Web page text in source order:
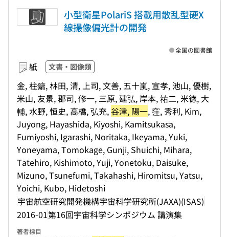
小型衛星PolariS 搭載用散乱型硬X
線撮像偏光計の開発
紙 文書・図像類
金, 柱鏞, 林田, 清, 上司, 文善, 五十嵐, 宣孝, 池山, 優樹,
米山, 友景, 郡司, 修一, 三原, 建弘, 岸本, 祐二, 米徳, 大
輔, 水野, 恒史, 高橋, 弘充,谷津, 陽一, 窪, 秀利, Kim,
Juyong, Hayashida, Kiyoshi, Kamitsukasa,
Fumiyoshi, Igarashi, Noritaka, Ikeyama, Yuki,
Yoneyama, Tomokage, Gunji, Shuichi, Mihara,
Tatehiro, Kishimoto, Yuji, Yonetoku, Daisuke,
Mizuno, Tsunefumi, Takahashi, Hiromitsu, Yatsu,
Yoichi, Kubo, Hidetoshi
宇宙航空研究開発機構宇宙科学研究所(JAXA)(ISAS)
2016-01第16回宇宙科学シンポジウム 講演集
全国の図書館
著者標目